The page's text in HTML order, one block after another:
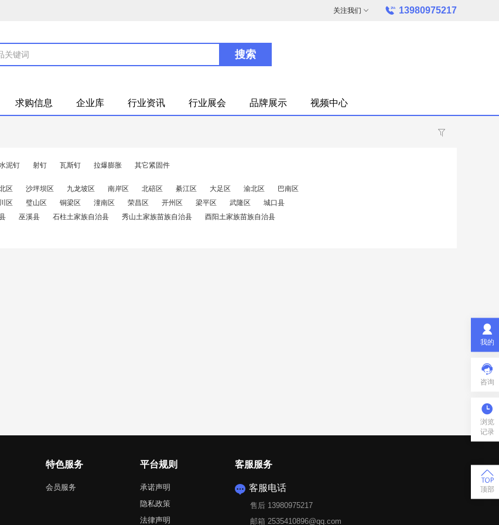
关注我们 13980975217
搜索
求购信息 企业库 行业资讯 行业展会 品牌展示 视频中心
泥钉 射钉 瓦斯钉 拉爆膨胀 其它紧固件
区 沙坪坝区 九龙坡区 南岸区 北碚区 綦江区 大足区 渝北区
巴南区
区 璧山区 铜梁区 潼南区 荣昌区 开州区 梁平区 武隆区
城口县
巫溪县 石柱土家族自治县 秀山土家族苗族自治县
酉阳土家族苗族自治县
特色服务
会员服务
平台规则
承诺声明
隐私政策
法律声明
客服服务
 客服电话
售后 13980975217
邮箱 2535410896@qq.com

我的

咨询

浏览
记录

顶部